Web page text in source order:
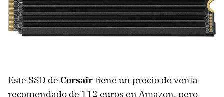
Este SSD de Corsairtiene un precio de venta
recomendado de 112 euros en Amazon, pero